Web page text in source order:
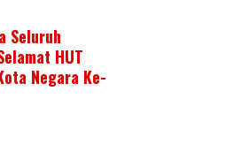
Seluruh
HUT
Negara Ke-